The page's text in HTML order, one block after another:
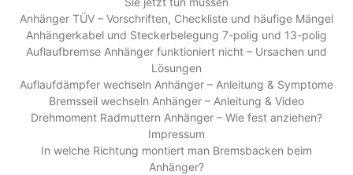
Anhänger TÜV – Vorschriften, Checkliste und häufige Mängel
Anhängerkabel und Steckerbelegung 7-polig und 13-polig
Auflaufbremse Anhänger funktioniert nicht – Ursachen und
Lösungen
Auflaufdämpfer wechseln Anhänger – Anleitung & Symptome
Bremsseil wechseln Anhänger – Anleitung & Video
Drehmoment Radmuttern Anhänger – Wie fest anziehen?
Impressum
In welche Richtung montiert man Bremsbacken beim
Anhänger?